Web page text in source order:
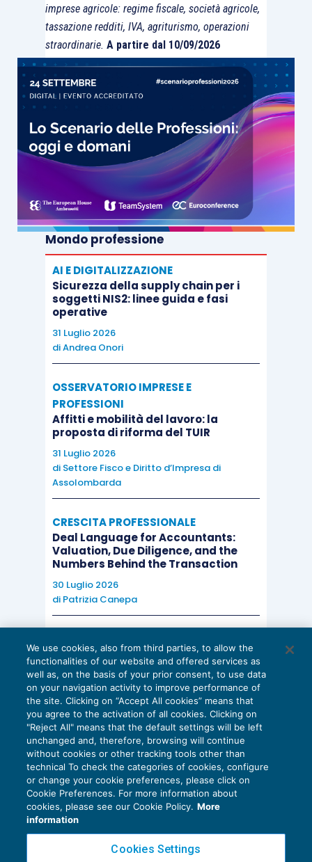
imprese agricole: regime fiscale, società agricole,
tassazione redditi, IVA, agriturismo, operazioni
straordinarie. A partire dal 10/09/2026
Mondo professione
AI E DIGITALIZZAZIONE
Sicurezza della supply chain per i
soggetti NIS2: linee guida e fasi
operative
31 Luglio 2026
diAndrea Onori
OSSERVATORIO IMPRESE E
PROFESSIONI
Affitti e mobilità del lavoro: la
proposta di riforma del TUIR
31 Luglio 2026
di Settore Fisco e Diritto d’Impresa di
Assolombarda
CRESCITA PROFESSIONALE
Deal Language for Accountants:
Valuation, Due Diligence, and the
Numbers Behind the Transaction
30 Luglio 2026
di Patrizia Canepa
EU AI Act e studi professionali: le
scadenze concrete
27 Luglio 2026
di Diego BarberieStefano Dovier
Privacy Policy
Cookie Policy
We use cookies, also from third parties, to allow the
functionalities of our website and offered services as
well as, on the basis of your prior consent, to use data
on your navigation activity to improve performance of
the site. Clicking on “Accept All cookies” means that
you agree to the activation of all cookies. Clicking on
"Reject All" means that the default settings will be left
unchanged and, therefore, browsing will continue
without cookies or other tracking tools other than
technical To check the categories of cookies, configure
or change your cookie preferences, please click on
Cookie Preferences. For more information about
cookies, please see our Cookie Policy. More
information
Cookies Settings